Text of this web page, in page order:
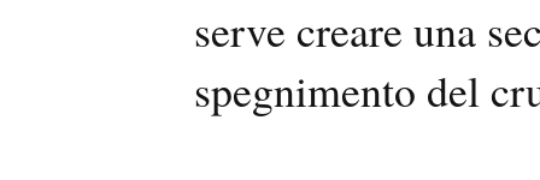
serve creare una
spegnimento del